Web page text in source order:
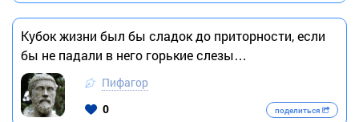
Кубок жизни был бы сладок до приторности, если
бы не падали в него горькие слезы…
Пифагор
0
поделиться